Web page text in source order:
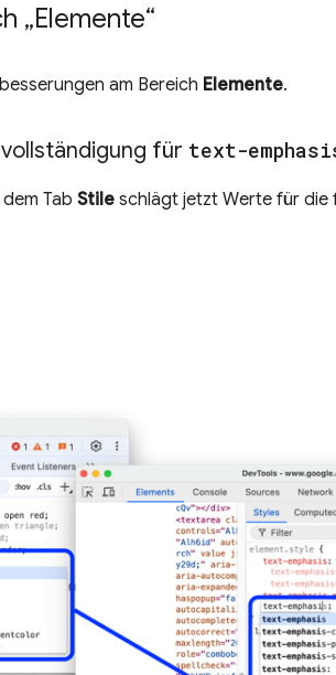
„Elemente“
am Bereich Elemente.
für text-
Tab Stile schlägt jetzt Werte für die